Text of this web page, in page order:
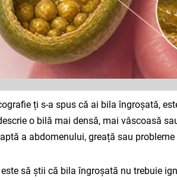
ți s-a spus că ai bila îngroșată,
o bilă mai densă, mai vâscoasă
a abdomenului, greață sau
să știi că bila îngroșată nu trebuie